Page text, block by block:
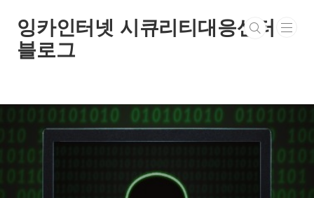
잉카인터넷 시큐리티대응센터
블로그